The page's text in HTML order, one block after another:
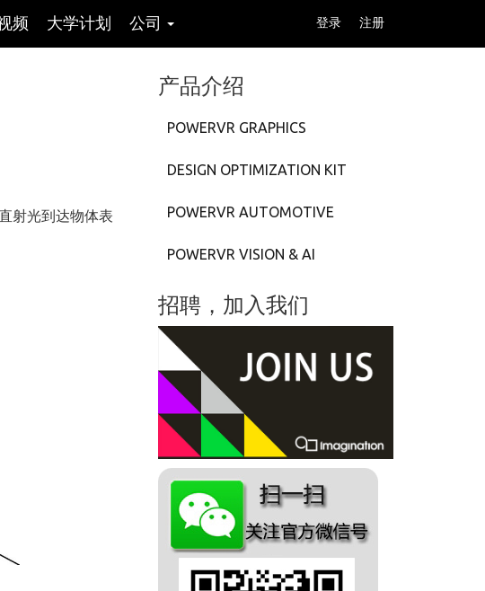
频 大学计划 公司 登录 注册
射光到达物体表
产品介绍
POWERVR GRAPHICS
DESIGN OPTIMIZATION KIT
POWERVR AUTOMOTIVE
POWERVR VISION & AI
招聘，加入我们